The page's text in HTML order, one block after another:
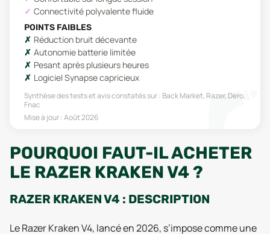
Connectivité polyvalente fluide
POINTS FAIBLES
Réduction bruit décevante
Autonomie batterie limitée
Pesant après plusieurs heures
Logiciel Synapse capricieux
Synthèse des tests et avis constatés sur : Back Market, Razer, Dero,
Fnac
Mise à jour :Août 2026
POURQUOI FAUT-IL ACHETER
LE RAZER KRAKEN V4 ?
RAZER KRAKEN V4 : DESCRIPTION
Le Razer Kraken V4, lancé en 2026, s’impose comme une